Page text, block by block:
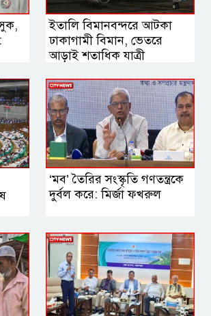
ইতালি বিমানবন্দরে আটকা
ঢাকাগামী বিমান, ভেতরে
আড়াই শতাধিক যাত্রী
‘মব’ তৈরির সংস্কৃতি গণতন্ত্রকে
দুর্বল করে: মির্জা ফখরুল